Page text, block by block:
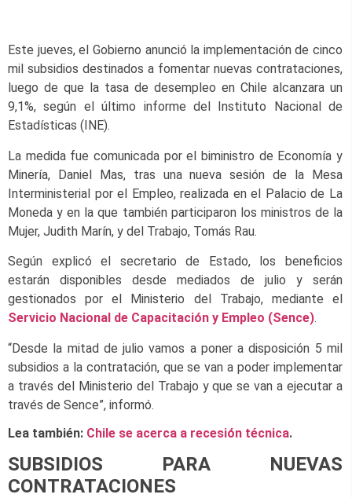
Este jueves, el Gobierno anunció la implementación de cinco
mil subsidios destinados a fomentar nuevas contrataciones,
luego de que la tasa de desempleo en Chile alcanzara un
9,1%, según el último informe del Instituto Nacional de
Estadísticas (INE).
La medida fue comunicada por el biministro de Economía y
Minería, Daniel Mas, tras una nueva sesión de la Mesa
Interministerial por el Empleo, realizada en el Palacio de La
Moneda y en la que también participaron los ministros de la
Mujer, Judith Marín, y del Trabajo, Tomás Rau.
Según explicó el secretario de Estado, los beneficios
estarán disponibles desde mediados de julio y serán
gestionados por el Ministerio del Trabajo, mediante el
Servicio Nacional de Capacitación y Empleo (Sence).
“Desde la mitad de julio vamos a poner a disposición 5 mil
subsidios a la contratación, que se van a poder implementar
a través del Ministerio del Trabajo y que se van a ejecutar a
través de Sence”, informó.
Lea también: Chile se acerca a recesión técnica.
SUBSIDIOS PARA NUEVAS
CONTRATACIONES